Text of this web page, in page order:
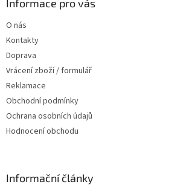
Informace pro vás
O nás
Kontakty
Doprava
Vrácení zboží / formulář
Reklamace
Obchodní podmínky
Ochrana osobních údajů
Hodnocení obchodu
Informační články